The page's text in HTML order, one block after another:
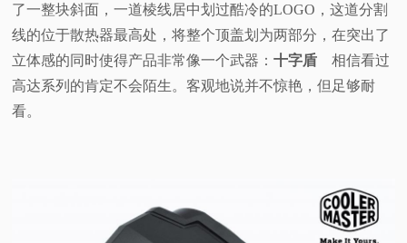
了一整块斜面，一道棱线居中划过酷冷的LOGO，这道分割
线的位于散热器最高处，将整个顶盖划为两部分，在突出了
立体感的同时使得产品非常像一个武器：十字盾相信看过
高达系列的肯定不会陌生。客观地说并不惊艳，但足够耐
看。